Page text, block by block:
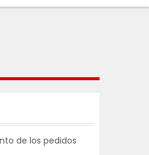
de los pedidos